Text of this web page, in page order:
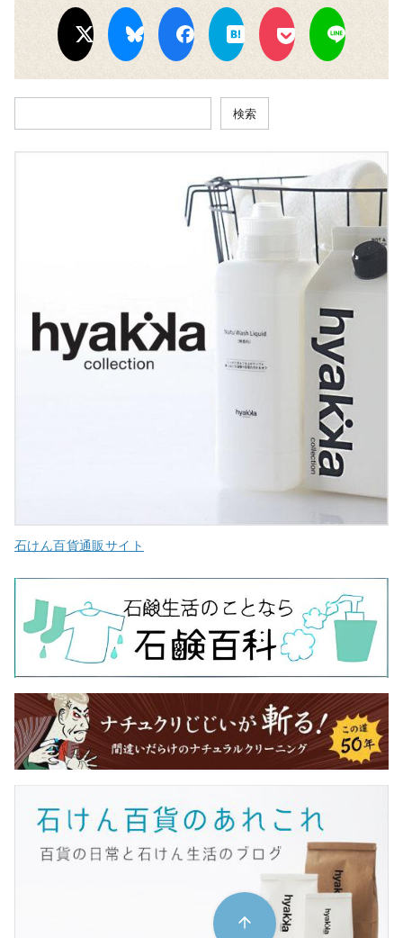
検索
石けん百貨通販サイト